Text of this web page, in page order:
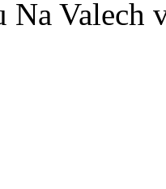
Na Valech